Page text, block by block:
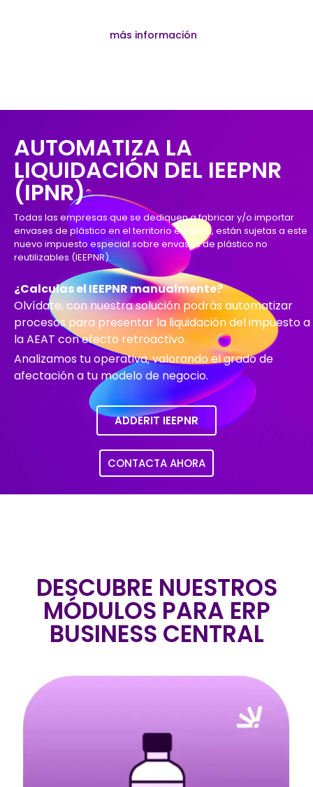
más información
AUTOMATIZA LA
LIQUIDACIÓN DEL IEEPNR
(IPNR)
Todas las empresas que se dediquen a fabricar y/o importar
envases de plástico en el territorio español, están sujetas a este
nuevo impuesto especial sobre envases de plástico no
reutilizables (IEEPNR).
¿Calculas el IEEPNR manualmente?
Olvídate, con nuestra solución podrás automatizar
procesos para presentar la liquidación del impuesto a
la AEAT con efecto retroactivo.
Analizamos tu operativa, valorando el grado de
afectación a tu modelo de negocio.
ADDERIT IEEPNR
CONTACTA AHORA
DESCUBRE NUESTROS
MÓDULOS PARA ERP
BUSINESS CENTRAL